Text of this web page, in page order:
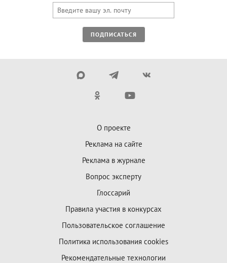
ПОДПИСАТЬСЯ
О проекте
Реклама на сайте
Реклама в журнале
Вопрос эксперту
Глоссарий
Правила участия в конкурсах
Пользовательское соглашение
Политика использования cookies
Рекомендательные технологии